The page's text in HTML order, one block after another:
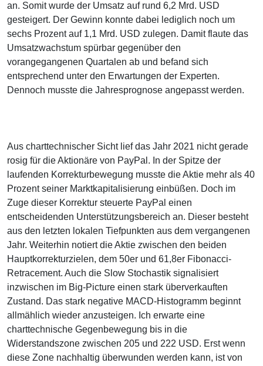
an. Somit wurde der Umsatz auf rund 6,2 Mrd. USD
gesteigert. Der Gewinn konnte dabei lediglich noch um
sechs Prozent auf 1,1 Mrd. USD zulegen. Damit flaute das
Umsatzwachstum spürbar gegenüber den
vorangegangenen Quartalen ab und befand sich
entsprechend unter den Erwartungen der Experten.
Dennoch musste die Jahresprognose angepasst werden.
Aus charttechnischer Sicht lief das Jahr 2021 nicht gerade
rosig für die Aktionäre von PayPal. In der Spitze der
laufenden Korrekturbewegung musste die Aktie mehr als 40
Prozent seiner Marktkapitalisierung einbüßen. Doch im
Zuge dieser Korrektur steuerte PayPal einen
entscheidenden Unterstützungsbereich an. Dieser besteht
aus den letzten lokalen Tiefpunkten aus dem vergangenen
Jahr. Weiterhin notiert die Aktie zwischen den beiden
Hauptkorrekturzielen, dem 50er und 61,8er Fibonacci-
Retracement. Auch die Slow Stochastik signalisiert
inzwischen im Big-Picture einen stark überverkauften
Zustand. Das stark negative MACD-Histogramm beginnt
allmählich wieder anzusteigen. Ich erwarte eine
charttechnische Gegenbewegung bis in die
Widerstandszone zwischen 205 und 222 USD. Erst wenn
diese Zone nachhaltig überwunden werden kann, ist von